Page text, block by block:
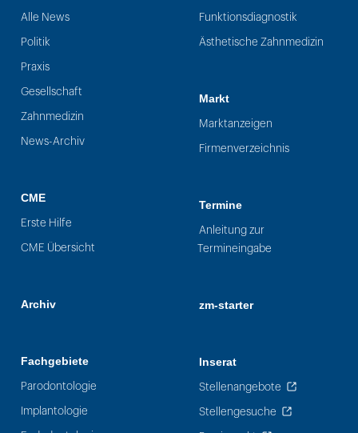
Alle News
Politik
Praxis
Gesellschaft
Zahnmedizin
News-Archiv
CME
Erste Hilfe
CME Übersicht
Archiv
Fachgebiete
Parodontologie
Implantologie
Funktionsdiagnostik
Ästhetische Zahnmedizin
Markt
Marktanzeigen
Firmenverzeichnis
Termine
Anleitung zur
Termineingabe
zm-starter
Inserat
Stellenangebote
Stellengesuche